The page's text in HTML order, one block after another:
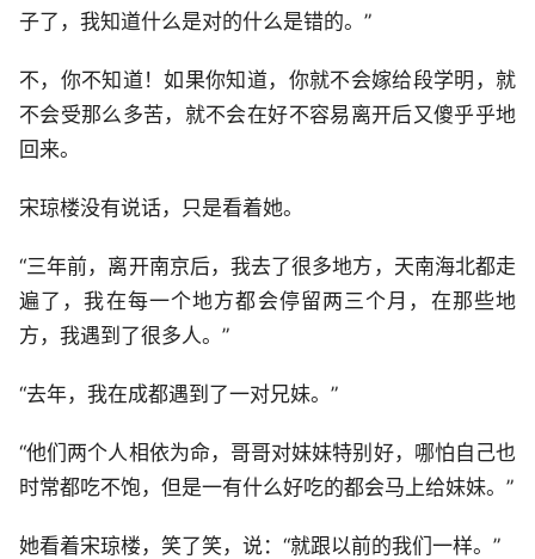
子了，我知道什么是对的什么是错的。”
不，你不知道！如果你知道，你就不会嫁给段学明，就
不会受那么多苦，就不会在好不容易离开后又傻乎乎地
回来。
宋琼楼没有说话，只是看着她。
“三年前，离开南京后，我去了很多地方，天南海北都走
遍了，我在每一个地方都会停留两三个月，在那些地
方，我遇到了很多人。”
“去年，我在成都遇到了一对兄妹。”
“他们两个人相依为命，哥哥对妹妹特别好，哪怕自己也
时常都吃不饱，但是一有什么好吃的都会马上给妹妹。”
她看着宋琼楼，笑了笑，说：“就跟以前的我们一样。”